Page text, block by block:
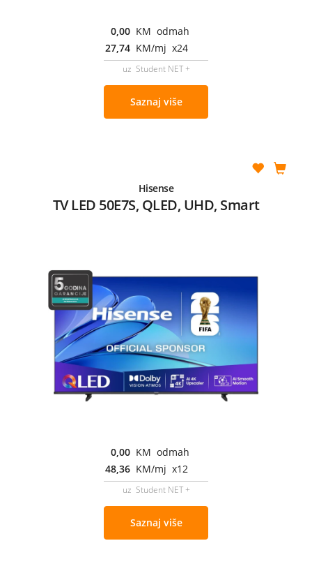
0,00 KM odmah
27,74 KM/mj x24
uz Student NET +
Saznaj više
Hisense
TV LED 50E7S, QLED, UHD, Smart
0,00 KM odmah
48,36 KM/mj x12
uz Student NET +
Saznaj više